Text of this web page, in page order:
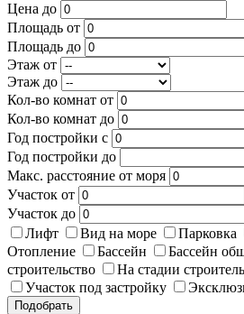
Цена до
Площадь от
Площадь до
Этаж от
Этаж до
Кол-во комнат от
Кол-во комнат до
Год постройки с
Год постройки до
Макс. расстояние от моря
Участок от
Участок до
Лифт
Вид на море Парковка
Отопление
Бассейн Бассейн
строительство
На стадии
Участок под застройку
Подобрать